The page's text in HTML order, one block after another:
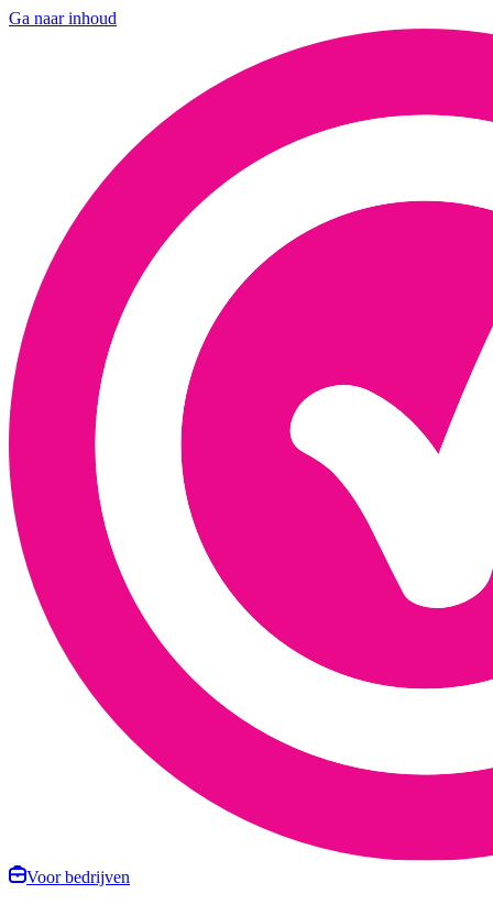
Ga naar inhoud
Voor bedrijven